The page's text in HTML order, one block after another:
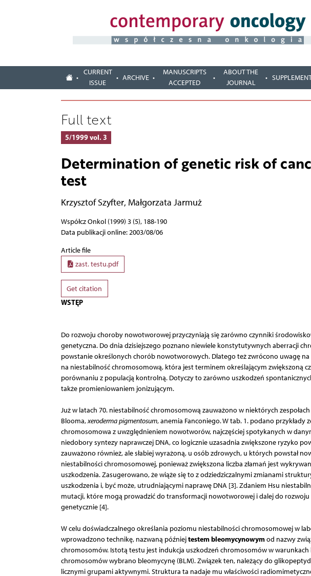
CURRENT
ISSUE
ARCHIVE
MANUSCRIPTS
ACCEPTED
ABOUT THE
JOURNAL
Full text
5/1999 vol. 3
Determination of genetic risk of
test
Krzysztof Szyfter, Małgorzata Jarmuż
Współcz Onkol (1999) 3 (5), 188-190
Data publikacji online: 2003/08/06
Article file
zast. testu.pdf
Get citation
WSTĘP
Do rozwoju choroby nowotworowej przyczyniają się zarówno czynniki
genetyczna. Do dnia dzisiejszego poznano niewiele konstytutywnych aberracji
powstanie określonych chorób nowotworowych. Dlatego też zwrócono uwagę
na niestabilność chromosomową, która jest terminem określającym zwiększoną
porównaniu z populacją kontrolną. Dotyczy to zarówno uszkodzeń
także promieniowaniem jonizującym.
Już w latach 70. niestabilność chromosomową zauważono w niektórych
Blooma,xeroderma pigmentosum, anemia Fanconiego. W tab. 1. podano
chromosomowa z uwzględnieniem nowotworów, najczęściej spotykanych w
niedobory syntezy naprawczej DNA, co logicznie uzasadnia zwiększone ryzyko
zauważono również, ale słabiej wyrażoną, u osób zdrowych, u których powstał
niestabilności chromosomowej, ponieważ zwiększona liczba złamań jest
uszkodzenia. Zasugerowano, że wiąże się to z odziedziczalnymi zmianami
uszkodzenia i, być może, utrudniającymi naprawę DNA [3]. Zdaniem Hsu
mutacji, które mogą prowadzić do transformacji nowotworowej i dalej do
genetycznie [4].
W celu doświadczalnego określania poziomu niestabilności chromosomowej w
wprowadzono technikę, nazwaną późniejtestem bleomycynowymod nazwy
chromosomów. Istotą testu jest indukcja uszkodzeń chromosomów w
chromosomów wybrano bleomycynę (BLM). Związek ten, należący do
licznymi grupami aktywnymi. Struktura ta nadaje mu właściwości